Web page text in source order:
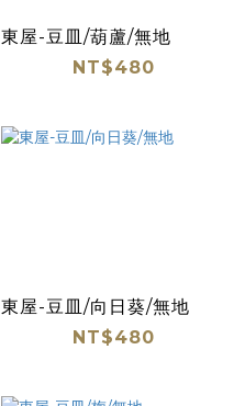
東屋-豆皿/葫蘆/無地
NT$480
東屋-豆皿/向日葵/無地
NT$480